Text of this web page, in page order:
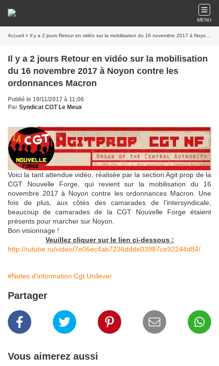
MENU
Accueil » Il y a 2 jours Retour en vidéo sur la mobilisation du 16 novembre 2017 à Noyon contre les ordonnances Macron
Il y a 2 jours Retour en vidéo sur la mobilisation
du 16 novembre 2017 à Noyon contre les
ordonnances Macron
Publié le 19/11/2017 à 11:06
Par Syndicat CGT Le Meux
Voici la tant attendue vidéo, réalisée par la section Agit prop de la
CGT Nouvelle Forge, qui revient sur la mobilisation du 16
novembre 2017 à Noyon contre les ordonnances Macron. Une
fois de plus, aux côtés des camarades de l’intersyndicale,
beaucoup de camarades de la CGT Nouvelle Forge étaient
présents pour marcher sur Noyon.
Bon visionnage !
Veuillez cliquer sur le lien ci-dessous :
http://rutube.ru/video/7e06ec4ab7236ddde03987ce92244d84/
#Notes d'information Cgt Unilever
Partager
Vous aimerez aussi